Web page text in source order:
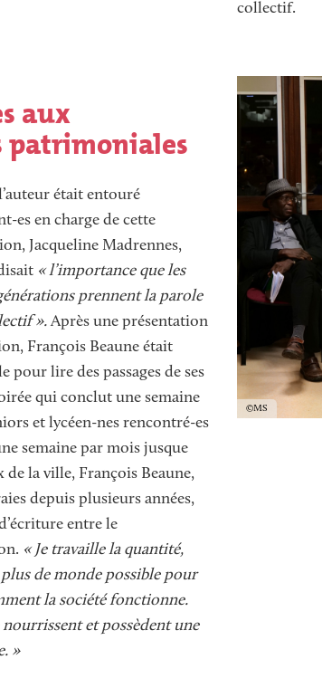
collectif.
aux
patrimoniales
était entouré
es en charge de cette
Jacqueline Madrennes,
« l’importance que les
prennent la parole
».Après une présentation
François Beaune était
pour lire des passages de ses
qui conclut une semaine
et lycéen-nes rencontré-es
semaine par mois jusque
la ville, François Beaune,
depuis plusieurs années,
entre le
« Je travaille la quantité,
de monde possible pour
la société fonctionne.
et possèdent une
»
Copyright
MS